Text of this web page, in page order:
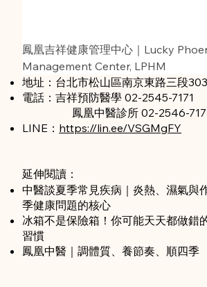
鳳凰吉祥健康管理中心｜Lucky
Management Center, LPHM
地址：台北市松山區南京東路三段
電話：吉祥預防醫學 02-2545-7171
鳳凰中醫診所 02-2546-
LINE：​ https://lin.ee/VSGMgFY
中醫談夏季常見疾病｜炎熱、濕氣與
季健康問題的核心
延伸閱讀：
鳳凰中醫｜調體質、養節奏、順四季
冰箱不是保險箱！你可能天天都做錯
習慣